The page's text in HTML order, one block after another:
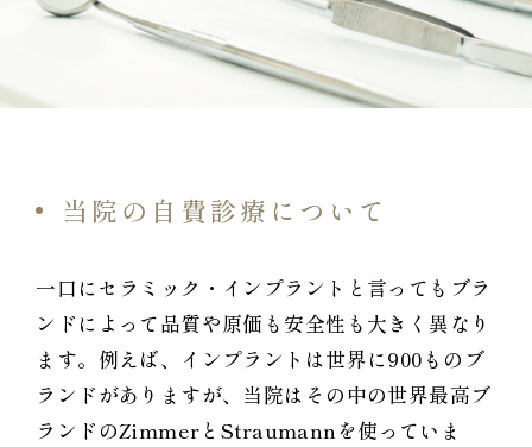
当院の自費診療について
一口にセラミック・インプラントと言ってもブラ
ンドによって品質や原価も安全性も大きく異なり
ます。例えば、インプラントは世界に900ものブ
ランドがありますが、当院はその中の世界最高ブ
ランドのZimmerとStraumannを使っていま